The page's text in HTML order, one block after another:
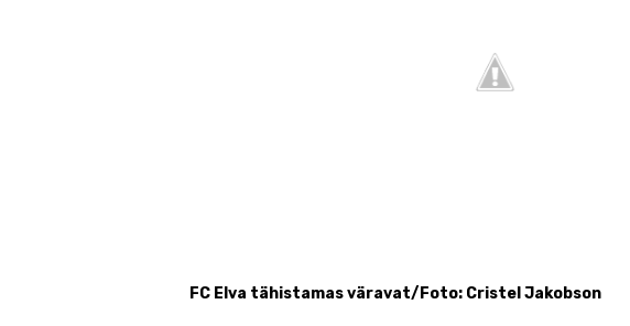
FC Elva tähistamas väravat/Foto: Cristel Jakobson